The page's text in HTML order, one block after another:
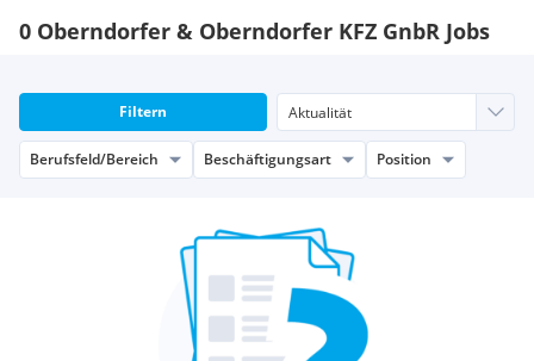
0 Oberndorfer & Oberndorfer KFZ GnbR Jobs
Filtern
Berufsfeld/Bereich Beschäftigungsart Position